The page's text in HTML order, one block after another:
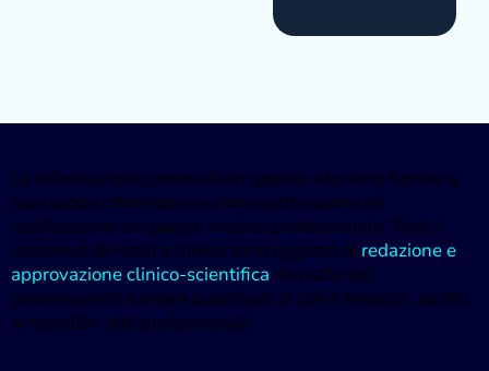
Le informazioni contenute in questo sito sono fornite a
solo scopo informativo e non costituiscono né
sostituiscono un parere medico professionale. Tutti i
contenuti di natura clinica sono oggetto di redazione e
approvazione clinico-scientifica da parte dei
professionisti sanitari qualificati di GAM Medical, iscritti
ai rispettivi albi professionali.